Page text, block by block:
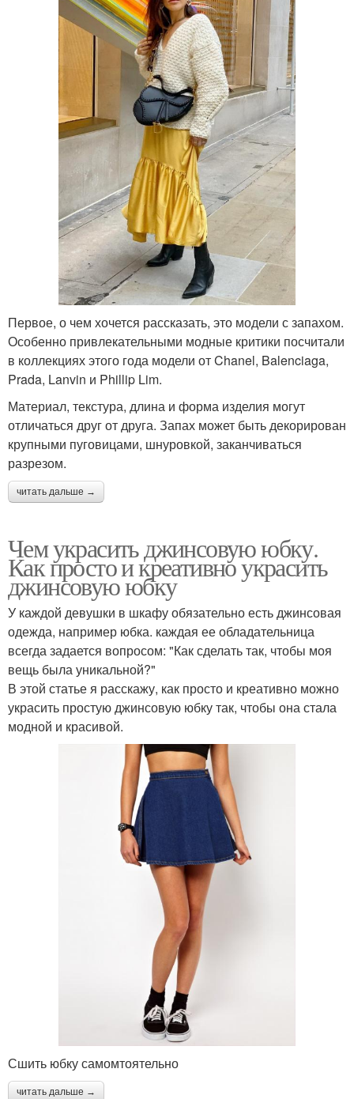
Первое, о чем хочется рассказать, это модели с запахом.
Особенно привлекательными модные критики посчитали
в коллекциях этого года модели от Chanel, Balenciaga,
Prada, Lanvin и Phillip Lim.
Материал, текстура, длина и форма изделия могут
отличаться друг от друга. Запах может быть декорирован
крупными пуговицами, шнуровкой, заканчиваться
разрезом.
читать дальше →
Чем украсить джинсовую юбку.
Как просто и креативно украсить
джинсовую юбку
У каждой девушки в шкафу обязательно есть джинсовая
одежда, например юбка. каждая ее обладательница
всегда задается вопросом: "Как сделать так, чтобы моя
вещь была уникальной?"
В этой статье я расскажу, как просто и креативно можно
украсить простую джинсовую юбку так, чтобы она стала
модной и красивой.
Сшить юбку самомтоятельно
читать дальше →